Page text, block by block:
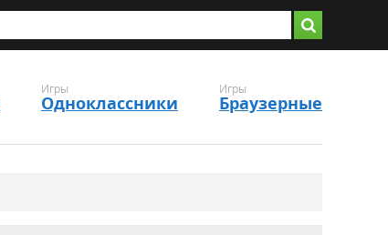
Игры
Одноклассники
Игры
Браузерные